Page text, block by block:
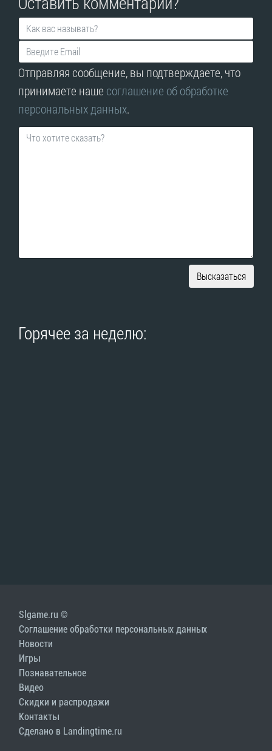
Отправляя сообщение, вы подтверждаете, что
принимаете наше соглашение об обработке
персональных данных.
Высказаться
Горячее за неделю:
Slgame.ru ©
Соглашение обработки персональных данных
Новости
Игры
Познавательное
Видео
Скидки и распродажи
Контакты
Сделано в Landingtime.ru